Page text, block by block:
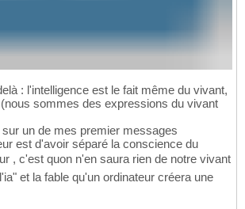
: l'intelligence est le fait même du vivant,
sommes des expressions du vivant
un de mes premier messages
est d'avoir séparé la conscience du
, c'est quon n'en saura rien de notre vivant
et la fable qu'un ordinateur créera une